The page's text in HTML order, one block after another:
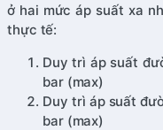
ở hai mức áp suất xa
thực tế:
Duy trì áp suất
bar (max)
Duy trì áp suất
bar (max)